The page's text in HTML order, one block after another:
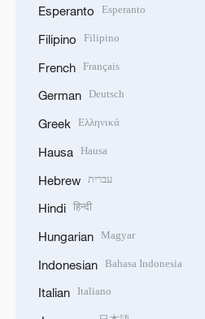
Esperanto Esperanto
Filipino Filipino
French Français
German Deutsch
Greek Ελληνικά
Hausa Hausa
Hebrew עברית
Hindi हिन्दी
Hungarian Magyar
Indonesian Bahasa Indonesia
Italian Italiano